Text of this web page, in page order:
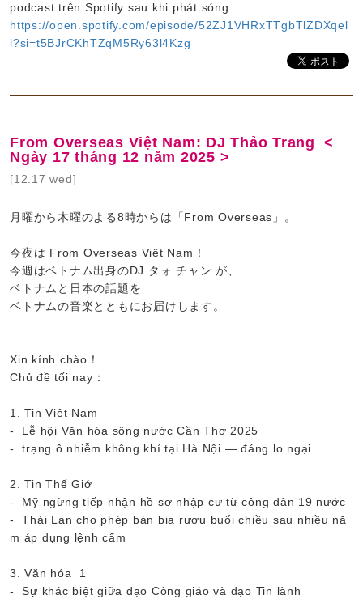
podcast trên Spotify sau khi phát sóng:
https://open.spotify.com/episode/52ZJ1VHRxTTgbTlZDXqel
l?si=t5BJrCKhTZqM5Ry63l4Kzg
From Overseas Việt Nam: DJ Thảo Trang <
Ngày 17 tháng 12 năm 2025 >
[12.17 wed]
月曜から木曜のよる8時からは「From Overseas」。
今夜は From Overseas Viêt Nam！
今週はベトナム出身のDJ タォ チャン が、
ベトナムと日本の話題を
ベトナムの音楽とともにお届けします。
Xin kính chào！
Chủ đề tối nay：
1. Tin Việt Nam
- Lễ hội Văn hóa sông nước Cần Thơ 2025
- trạng ô nhiễm không khí tại Hà Nội — đáng lo ngại
2. Tin Thế Giớ
- Mỹ ngừng tiếp nhận hồ sơ nhập cư từ công dân 19 nước
- Thái Lan cho phép bán bia rượu buổi chiều sau nhiều nă
m áp dụng lệnh cấm
3. Văn hóa 1
- Sự khác biệt giữa đạo Công giáo và đạo Tin lành